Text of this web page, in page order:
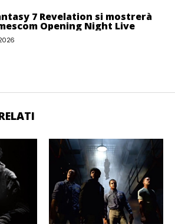
7 Revelation si mostrerà
Opening Night Live